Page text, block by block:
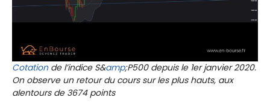
Cotationde l’indice S&amp;P500 depuis le 1er janvier 2020.
On observe un retour du cours sur les plus hauts, aux
alentours de 3674 points